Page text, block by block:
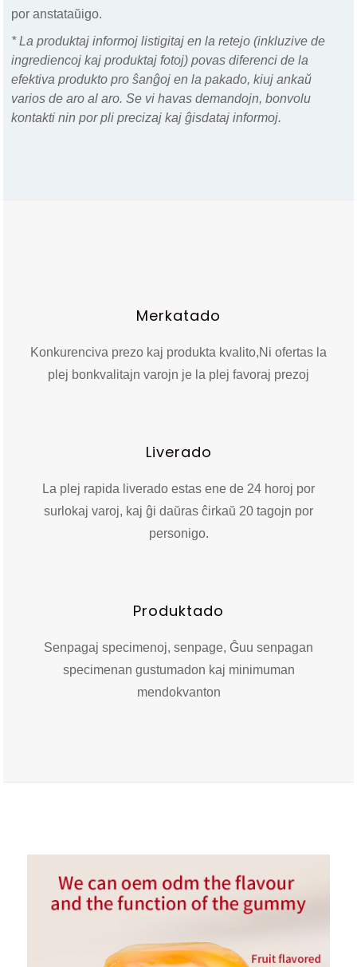
por anstataŭigo.
* La produktaj informoj listigitaj en la retejo (inkluzive de
ingrediencoj kaj produktaj fotoj) povas diferenci de la
efektiva produkto pro ŝanĝoj en la pakado, kiuj ankaŭ
varios de aro al aro. Se vi havas demandojn, bonvolu
kontakti nin por pli precizaj kaj ĝisdataj informoj.
Merkatado
Konkurenciva prezo kaj produkta kvalito,Ni ofertas la
plej bonkvalitajn varojn je la plej favoraj prezoj
Liverado
La plej rapida liverado estas ene de 24 horoj por
surlokaj varoj, kaj ĝi daŭras ĉirkaŭ 20 tagojn por
personigo.
Produktado
Senpagaj specimenoj, senpage, Ĝuu senpagan
specimenan gustumadon kaj minimuman
mendokvanton